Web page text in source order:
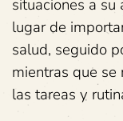
situaciones a
lugar de
salud, seguido
mientras que
las tareas y